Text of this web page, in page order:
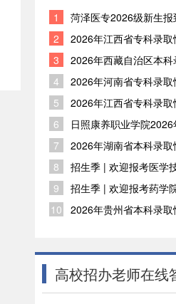
1
菏泽医专2026级新生报
2
2026年江西省专科录取
3
2026年西藏自治区本
4
2026年河南省专科录
5
2026年江西省专科录
6
日照康养职业学院
7
2026年湖南省本科录
8
招生季 | 欢迎报考医学
9
招生季 | 欢迎报考药学
10
2026年贵州省本科录
高校招办老师在线